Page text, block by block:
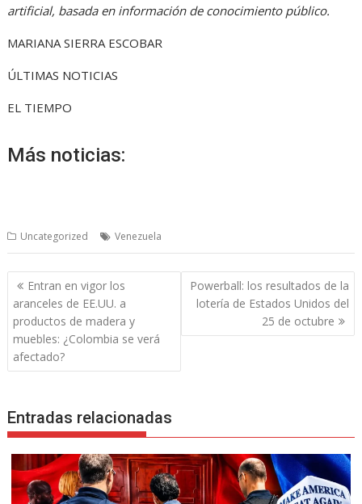
artificial, basada en información de conocimiento público.
MARIANA SIERRA ESCOBAR
ÚLTIMAS NOTICIAS
EL TIEMPO
Más noticias:
Uncategorized Venezuela
Navegación
de
entradas
Entran en vigor los
aranceles de EE.UU. a
productos de madera y
muebles: ¿Colombia se verá
afectado?
Powerball: los resultados de la
lotería de Estados Unidos del
25 de octubre
Entradas relacionadas